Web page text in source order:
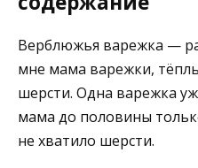
Верблюжья варежка —
мне мама варежки,
шерсти. Одна варежка
мама до половины
не хватило шерсти.